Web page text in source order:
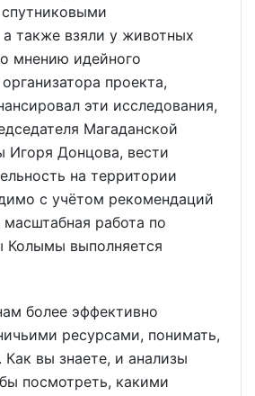
также взяли у животных
мнению идейного
проекта,
эти исследования,
Магаданской
Игоря Донцова, вести
на территории
с учётом рекомендаций
работа по
Колымы выполняется
более эффективно
ресурсами, понимать,
Как вы знаете, и анализы
посмотреть, какими